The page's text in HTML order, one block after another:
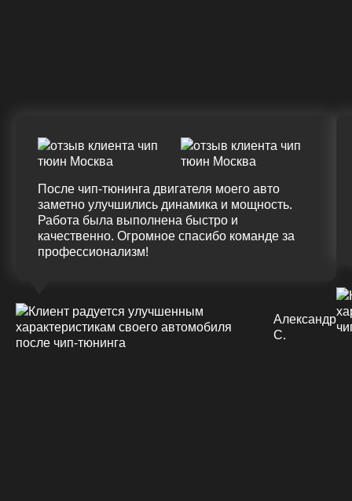
После чип-тюнинга двигателя моего авто
заметно улучшились динамика и мощность.
Работа была выполнена быстро и
качественно. Огромное спасибо команде за
профессионализм!
Александр
С.